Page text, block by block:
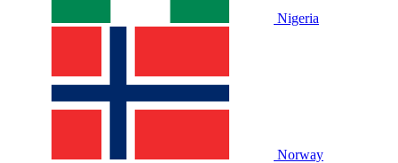
Nigeria
Norway